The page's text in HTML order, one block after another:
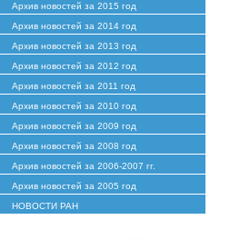
Архив новостей за 2015 год
Архив новостей за 2014 год
Архив новостей за 2013 год
Архив новостей за 2012 год
Архив новостей за 2011 год
Архив новостей за 2010 год
Архив новостей за 2009 год
Архив новостей за 2008 год
Архив новостей за 2006-2007 гг.
Архив новостей за 2005 год
НОВОСТИ РАН